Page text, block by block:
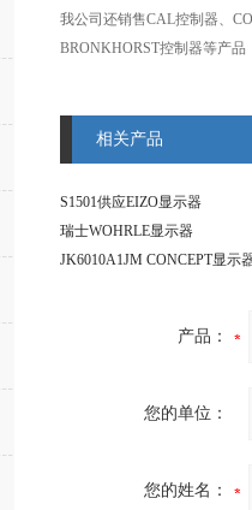
我公司还销售CAL控制器、
BRONKHORST控制器等产品
相关产品
S1501供应EIZO显示器
瑞士WOHRLE显示器
JK6010A1JM CONCEPT显示
产品：
您的单位：
您的姓名：